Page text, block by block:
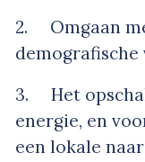
2. Omgaan
3. Het
energie, en
een lokale